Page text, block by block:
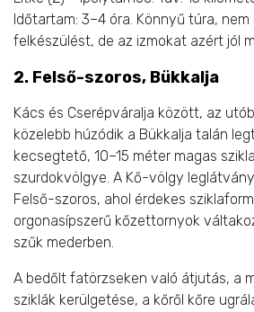
Időtartam: 3–4 óra. Könnyű túra,
felkészülést, de az izmokat azért jól
2. Felső-szoros, Bükkalja
Kács és Cserépváralja között, az
közelebb húzódik a Bükkalja talán
kecsegtető, 10–15 méter magas
szurdokvölgye. A Kő-völgy
Felső-szoros, ahol érdekes
orgonasípszerű kőzettornyok
szűk mederben.
A bedőlt fatörzseken való átjutás, a
sziklák kerülgetése, a kőről kőre